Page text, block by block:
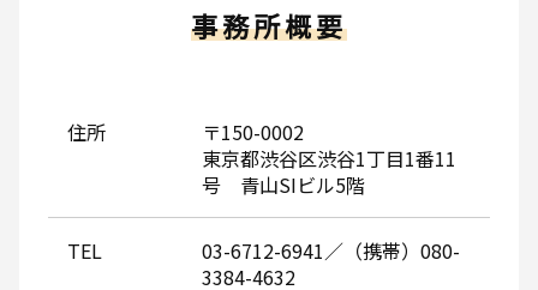
事務所概要
住所
〒150-0002
東京都渋谷区渋谷1丁目1番11
号 青山SIビル5階
TEL
03-6712-6941／（携帯）080-
3384-4632